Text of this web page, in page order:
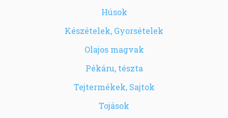
Húsok
Készételek, Gyorsételek
Olajos magvak
Pékáru, tészta
Tejtermékek, Sajtok
Tojások